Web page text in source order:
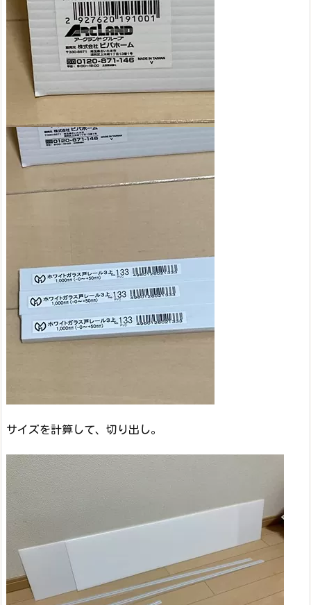
サイズを計算して、切り出し。